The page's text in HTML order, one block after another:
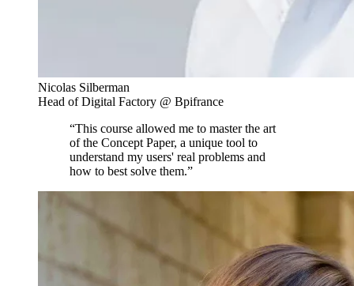
Nicolas Silberman
Head of Digital Factory @ Bpifrance
“This course allowed me to master the art
of the Concept Paper, a unique tool to
understand my users' real problems and
how to best solve them.”